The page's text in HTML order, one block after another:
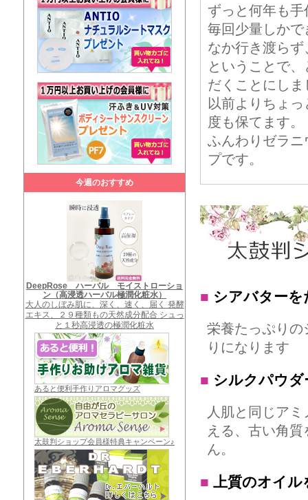
今週のおすすめ
DeepRose ハーバル モイストローショ
ン（高浸透ハーバル極潤化粧水）
大人のしぼみ肌に、深く、速く、届く 発酵
エキス、２９種類もの天然成分配合 シュっ
と１秒高浸透の極潤化粧水
あると便利手作りアロマグッズ
太鼓判ショップ会員様特典キャンペーン♪
ずっと何年も
毎回少量しか
なか行き渡ら
ということで
だくことにしま
以前よりちょ
度も保てます。
ふんわりゼラ
プです。
■ シアバター
栄養たっぷりの
りになります
■ シルクパウダ
人肌と同じア
える、古い角
ん。
■ 上質のオイル